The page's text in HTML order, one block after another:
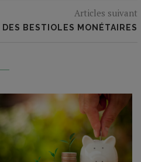
Articles suivant
DES BESTIOLES MONÉTAIRES